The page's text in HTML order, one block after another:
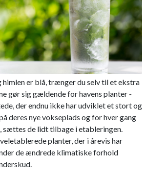
himlen er blå, trænger du selv til et ekstra
gør sig gældende for havens planter -
der endnu ikke har udviklet et stort og
deres nye vokseplads og for hver gang
sættes de lidt tilbage i etableringen.
planter, der i årevis har
de ændrede klimatiske forhold